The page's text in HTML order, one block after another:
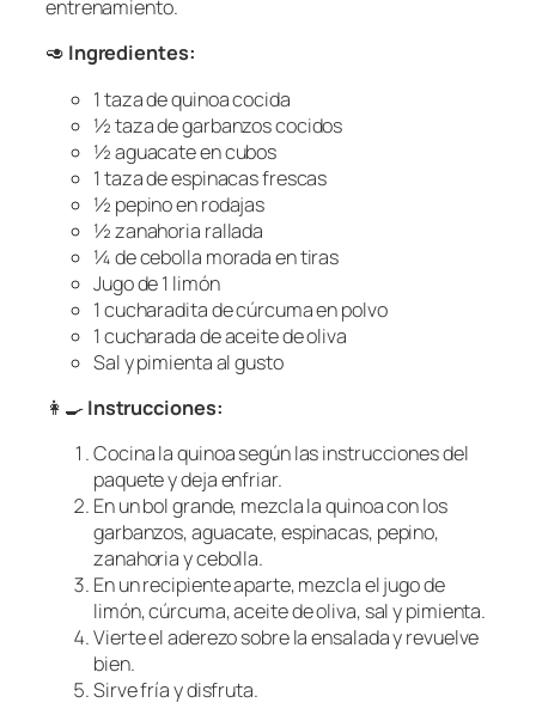
entrenamiento.
🥑 Ingredientes:
1 taza de quinoa cocida
½ taza de garbanzos cocidos
½ aguacate en cubos
1 taza de espinacas frescas
½ pepino en rodajas
½ zanahoria rallada
¼ de cebolla morada en tiras
Jugo de 1 limón
1 cucharadita de cúrcuma en polvo
1 cucharada de aceite de oliva
Sal y pimienta al gusto
👩‍🍳Instrucciones:
Cocina la quinoa según las instrucciones del
paquete y deja enfriar.
En un bol grande, mezcla la quinoa con los
garbanzos, aguacate, espinacas, pepino,
zanahoria y cebolla.
En un recipiente aparte, mezcla el jugo de
limón, cúrcuma, aceite de oliva, sal y pimienta.
Vierte el aderezo sobre la ensalada y revuelve
bien.
Sirve fría y disfruta.